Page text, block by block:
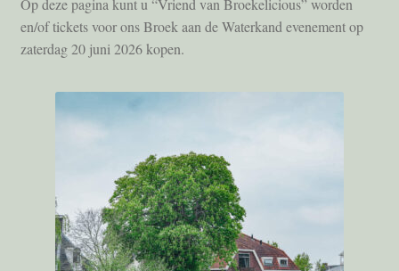
Algemene Voorwaarden
Contact
Locatie
en/of tickets voor ons Broek aan de Waterkand evenement op
zaterdag 20 juni 2026 kopen.